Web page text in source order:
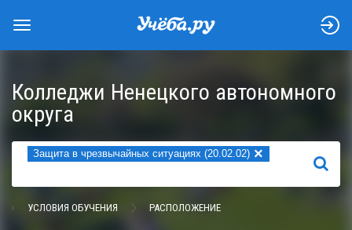
Колледжи Ненецкого автономного
округа
Защита в чрезвычайных ситуациях (20.02.02) ×
НАЙТИ
УСЛОВИЯ ОБУЧЕНИЯ РАСПОЛОЖЕНИЕ